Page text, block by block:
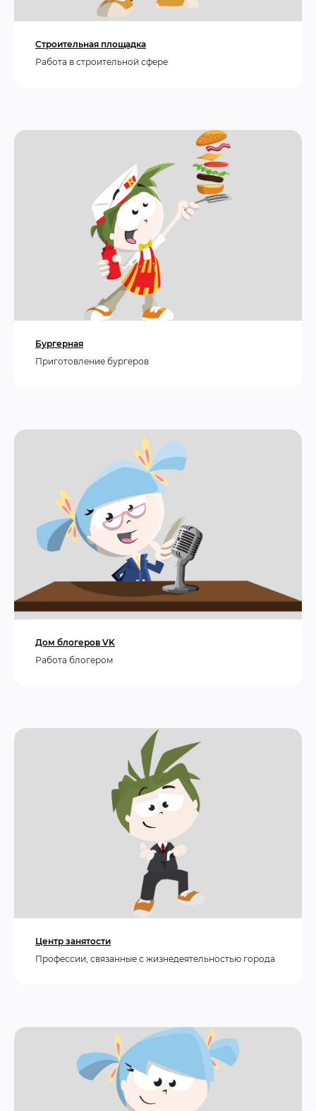
Строительная площадка
Работа в строительной сфере
Бургерная
Приготовление бургеров
Дом блогеров VK
Работа блогером
Центр занятости
Профессии, связанные с жизнедеятельностью города